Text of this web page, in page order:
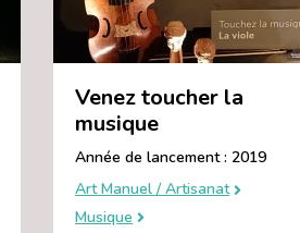
Venez toucher la
musique
Année de lancement : 2019
Art Manuel / Artisanat
Musique